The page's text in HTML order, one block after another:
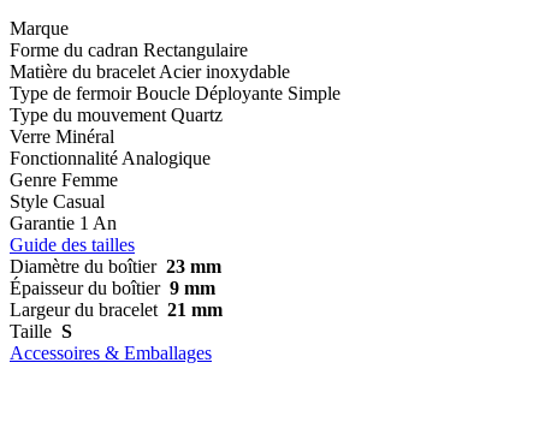
Marque
Forme du cadran Rectangulaire
Matière du bracelet Acier inoxydable
Type de fermoir Boucle Déployante Simple
Type du mouvement Quartz
Verre Minéral
Fonctionnalité Analogique
Genre Femme
Style Casual
Garantie 1 An
Guide des tailles
Diamètre du boîtier 23 mm
Épaisseur du boîtier 9 mm
Largeur du bracelet 21 mm
Taille S
Accessoires & Emballages